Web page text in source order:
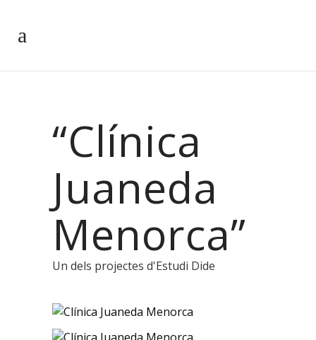
“Clínica
Juaneda
Menorca”
Un dels projectes d'Estudi Dide